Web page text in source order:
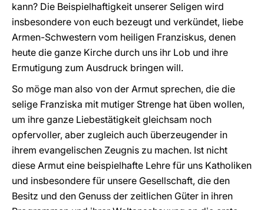
kann? Die Beispielhaftigkeit unserer Seligen wird
insbesondere von euch bezeugt und verkündet, liebe
Armen-Schwestern vom heiligen Franziskus, denen
heute die ganze Kirche durch uns ihr Lob und ihre
Ermutigung zum Ausdruck bringen will.
So möge man also von der Armut sprechen, die die
selige Franziska mit mutiger Strenge hat üben wollen,
um ihre ganze Liebestätigkeit gleichsam noch
opfervoller, aber zugleich auch überzeugender in
ihrem evangelischen Zeugnis zu machen. Ist nicht
diese Armut eine beispielhafte Lehre für uns Katholiken
und insbesondere für unsere Gesellschaft, die den
Besitz und den Genuss der zeitlichen Güter in ihren